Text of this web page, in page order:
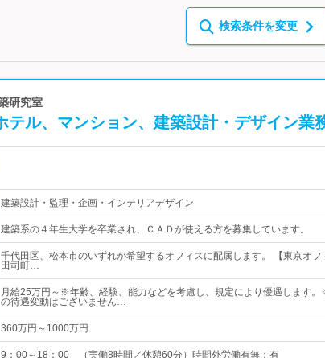
検索条件を変更
研究室
テル、マンション、建築設計・デザイン業
建築設計・監理・企画・インテリアデザイン
建築系の４年生大学を卒業され、ＣＡＤが使える方を募集しています。
千代田区、松本市のいずれか希望するオフィスに配属します。 【東京オ
田司町…
月給25万円～※年齢、経験、能力などを考慮し、規定により優遇します
の待遇変動はございません…
360万円～1000万円
9：00～18：00 （実働8時間／休憩60分）時間外労働有無：有